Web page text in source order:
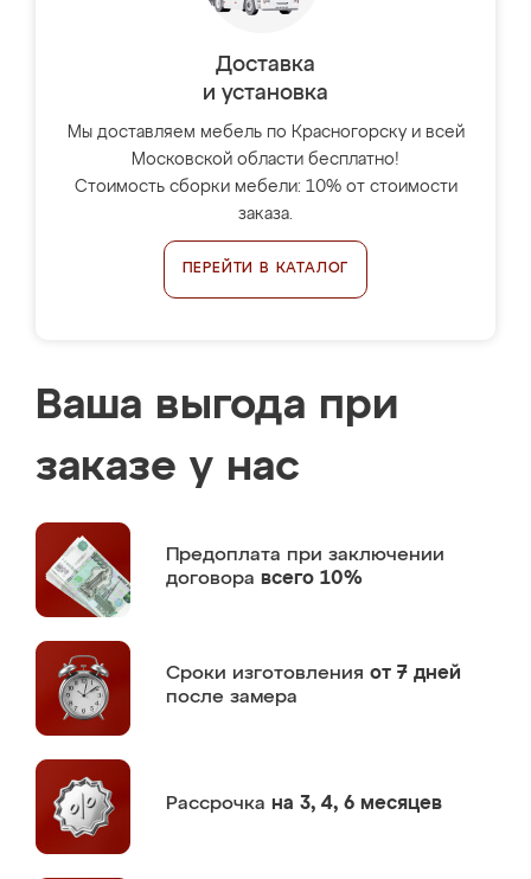
Доставка
и установка
Мы доставляем мебель по Красногорску и всей
Московской области бесплатно!
Стоимость сборки мебели: 10% от стоимости
заказа.
ПЕРЕЙТИ В КАТАЛОГ
Ваша выгода при
заказе у нас
Предоплата при заключении
договора всего 10%
Сроки изготовления от 7 дней
после замера
Рассрочка на 3, 4, 6 месяцев